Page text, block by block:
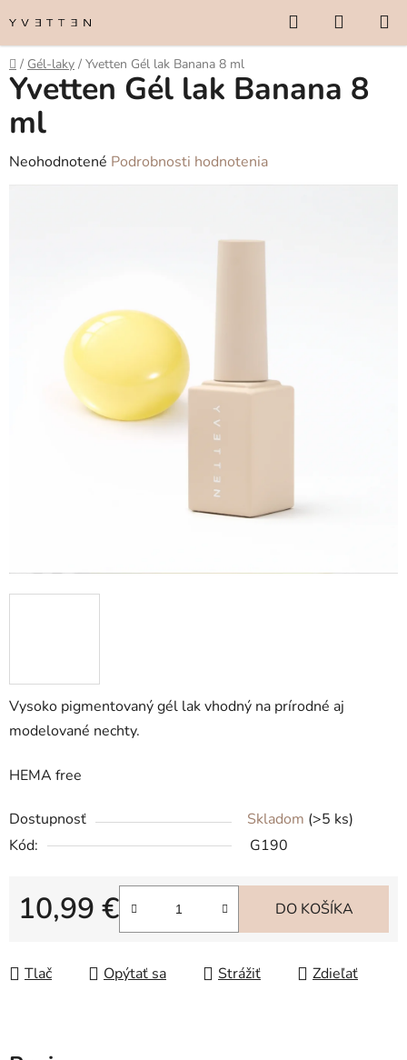
na
obsah
Hľadať
KOŠÍK
Domov
/ Gél-laky / Yvetten Gél lak Banana 8 ml
Vysoko pigmentovaný gél lak vhodný na prírodné aj
modelované nechty.
HEMA free
Dostupnosť Skladom (>5 ks)
Kód:
G190
10,99 €
Jednotková cena:
DO KOŠÍKA
Tlač Opýtať sa Strážiť Zdieľať
Yvetten Gél lak Banana 8
ml
Priemerné
hodnotenie
hviezdičiek.
Neohodnotené Podrobnosti hodnotenia